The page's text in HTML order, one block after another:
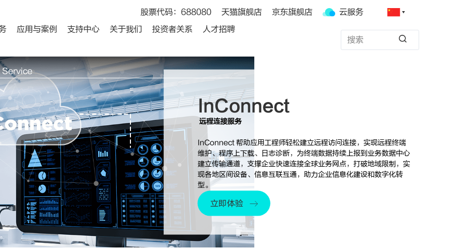
股票代码：688080 天猫旗舰店 京东旗舰店
云服务
应用与案例 支持中心 关于我们 投资者关系 人才招聘
InConnect
远程连接服务
InConnect 帮助应用工程师轻松建立远程访问连接，实现远程终端
维护、程序上下载、日志诊断，为终端数据持续上报到业务数据中心
建立传输通道，支撑企业快速连接全球业务网点，打破地域限制，实
现各地区间设备、信息互联互通，助力企业信息化建设和数字化转
型。
立即体验